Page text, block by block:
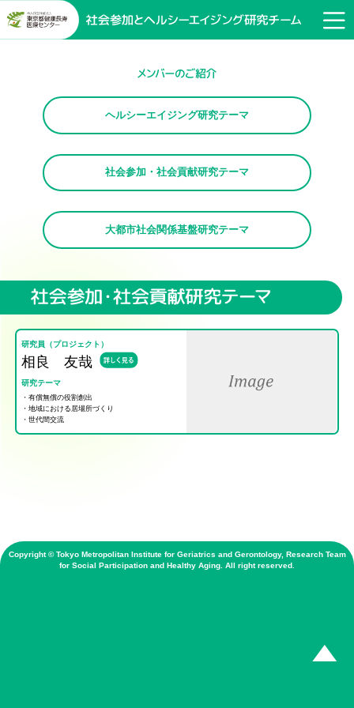
ヘルシーエイジング研究テーマ
社会参加・社会貢献研究テーマ
大都市社会関係基盤研究テーマ
研究員（プロジェクト）
相良 友哉
研究テーマ
・有償無償の役割創出
・地域における居場所づくり
・世代間交流
Copyright © Tokyo Metropolitan Institute for Geriatrics and Gerontology, Research Team
for Social Participation and Healthy Aging. All right reserved.